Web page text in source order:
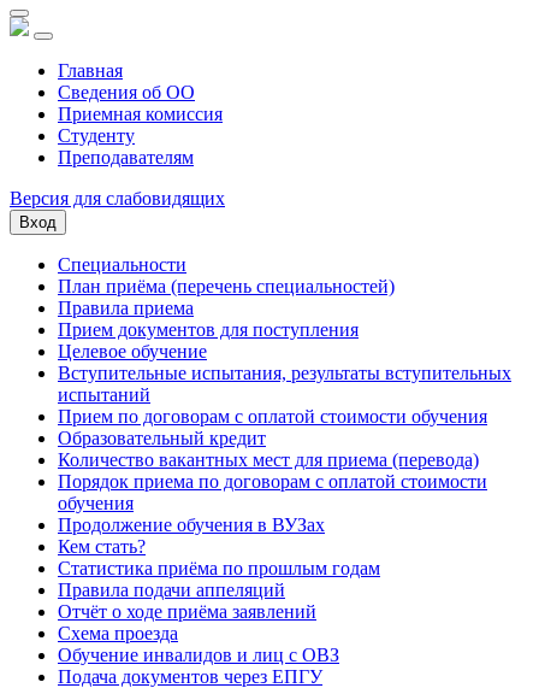
Главная
Сведения об ОО
Приемная комиссия
Студенту
Преподавателям
Версия для слабовидящих
Вход
Специальности
План приёма (перечень специальностей)
Правила приема
Прием документов для поступления
Целевое обучение
Вступительные испытания, результаты вступительных
испытаний
Прием по договорам с оплатой стоимости обучения
Образовательный кредит
Количество вакантных мест для приема (перевода)
Порядок приема по договорам с оплатой стоимости
обучения
Продолжение обучения в ВУЗах
Кем стать?
Статистика приёма по прошлым годам
Правила подачи аппеляций
Отчёт о ходе приёма заявлений
Схема проезда
Обучение инвалидов и лиц с ОВЗ
Подача документов через ЕПГУ